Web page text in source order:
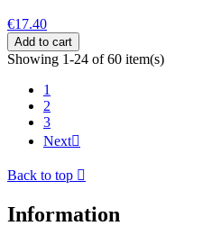
€17.40
Add to cart
Showing 1-24 of 60 item(s)
1
2
3
Next
Back to top 
Information